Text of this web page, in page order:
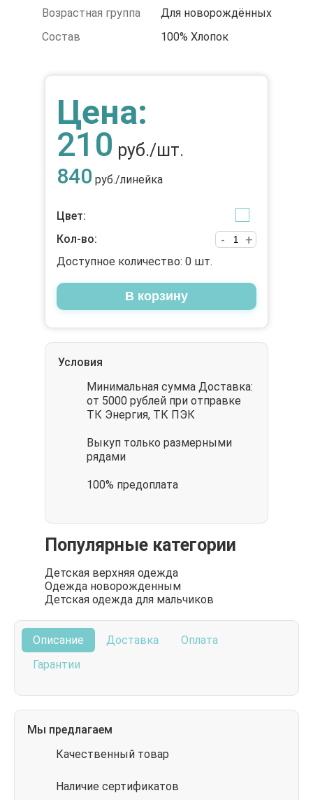
Возрастная группа
Для новорождённых
Состав
100% Хлопок
Цена:
210 руб./шт.
840 руб./линейка
Цвет:
Кол-во:
+
-
Доступное количество: 0 шт.
В корзину
Условия
Минимальная сумма Доставка:
от 5000 рублей при отправке
ТК Энергия, ТК ПЭК
Выкуп только размерными
рядами
100% предоплата
Популярные категории
Детская верхняя одежда
Одежда новорожденным
Детская одежда для мальчиков
Описание Доставка
Оплата
Гарантии
Мы предлагаем
Качественный товар
Наличие сертификатов